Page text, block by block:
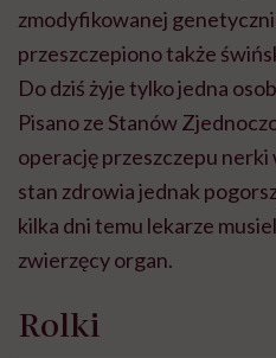
zmodyfikowanej
przeszczepiono także
Do dziś żyje tylko jedna
Pisano ze Stanów
operację przeszczepu nerki
stan zdrowia jednak
kilka dni temu lekarze
zwierzęcy organ.
Rolki